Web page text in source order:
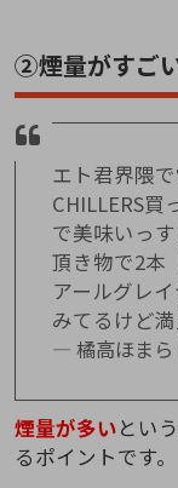
②煙量がすご
エト君界隈
CHILLERS
で美味いっす
頂き物で2本
アールグレ
みてるけど
— 橘高ほまら
煙量が多いとい
るポイントです。